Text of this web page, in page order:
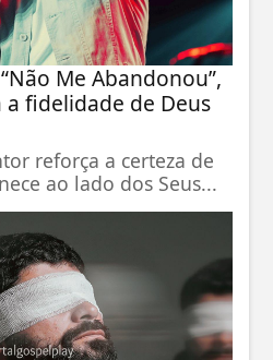
Me Abandonou”,
fidelidade de Deus
reforça a certeza de
ao lado dos Seus...